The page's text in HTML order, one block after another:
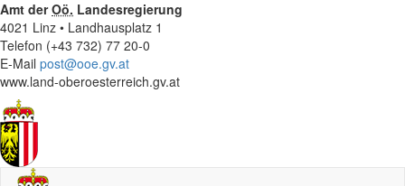
Amt derOö. Landesregierung
4021 Linz • Landhausplatz 1
Telefon (+43 732) 77 20-0
E-Mail post@ooe.gv.at
www.land-oberoesterreich.gv.at